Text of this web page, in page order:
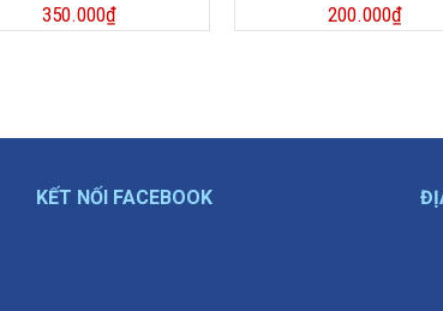
350.000₫ 200.000₫
KẾT NỐI FACEBOOK